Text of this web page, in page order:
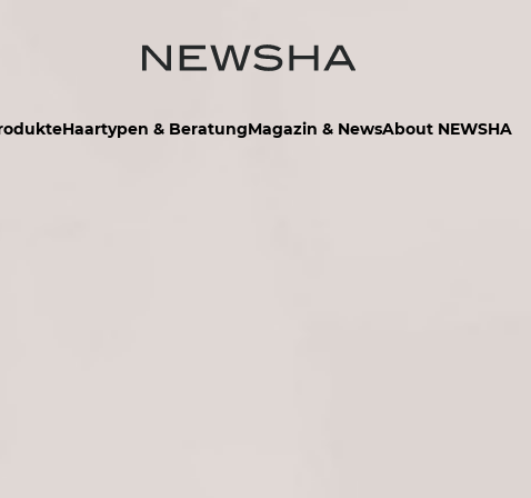
Haartypen & BeratungMagazin & NewsAbout NEWSHA